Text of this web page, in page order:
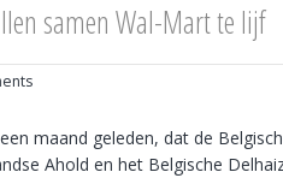
samen Wal-Mart te lijf
maand geleden, dat de
Ahold en het Belgische